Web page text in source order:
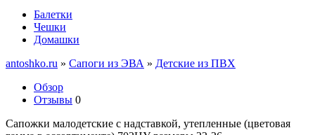
Балетки
Чешки
Домашки
antoshko.ru » Сапоги из ЭВА » Детские из ПВХ
Обзор
Отзывы 0
Сапожки малодетские с надставкой, утепленные (цветовая